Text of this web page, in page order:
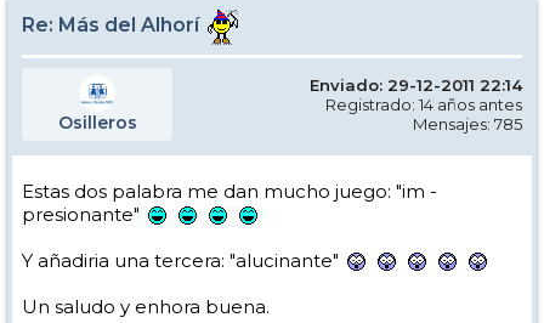
Re: Más del Alhorí
Osilleros
Enviado: 29-12-2011 22:14
Registrado: 14 años antes
Mensajes: 785
Estas dos palabra me dan mucho juego: "im -
presionante"
Y añadiria una tercera: "alucinante"
Un saludo y enhora buena.